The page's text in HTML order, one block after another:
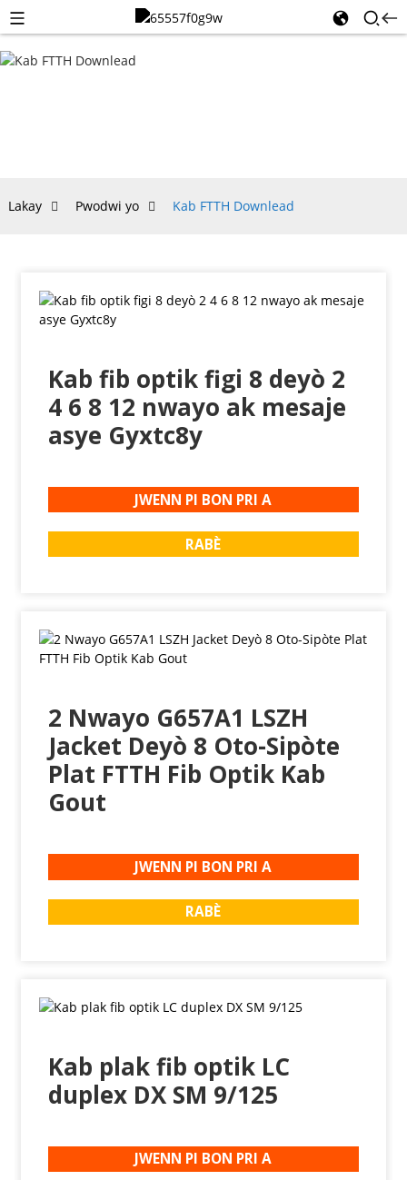
Lakay Pwodwi yo Kab FTTH Downlead
Kab fib optik figi 8 deyò 2
4 6 8 12 nwayo ak mesaje
asye Gyxtc8y
JWENN PI BON PRI A
RABÈ
2 Nwayo G657A1 LSZH
Jacket Deyò 8 Oto-Sipòte
Plat FTTH Fib Optik Kab
Gout
JWENN PI BON PRI A
RABÈ
Kab plak fib optik LC
duplex DX SM 9/125
JWENN PI BON PRI A